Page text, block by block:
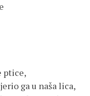
ptice,
ga u naša lica,